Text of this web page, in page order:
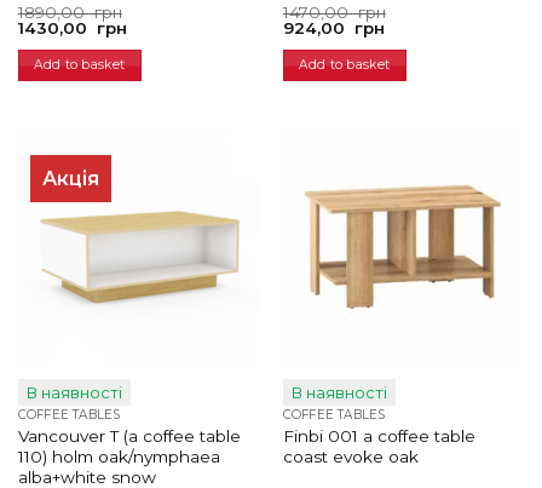
1890,00грн
Original
price
1890,00
грн.
1430,00 грн
Current
price
1430,00
грн.
Add to basket
1470,00грн
Original
price
1470,00
грн.
924,00 грн
Current
price
924,00
грн.
Add to basket
Акція
В наявності
COFFEE TABLES
Vancouver T (a coffee table
110) holm oak/nymphaea
alba+white snow
В наявності
COFFEE TABLES
Finbi 001 a coffee table
coast evoke oak